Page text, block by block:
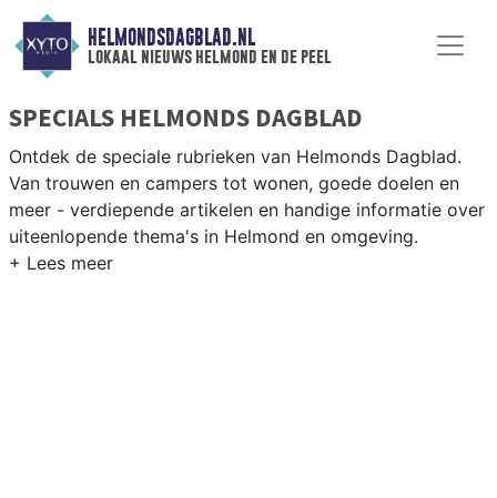
HELMONDSDAGBLAD.NL
lokaal nieuws helmond en de peel
SPECIALS HELMONDS DAGBLAD
Ontdek de speciale rubrieken van Helmonds Dagblad.
Van trouwen en campers tot wonen, goede doelen en
meer - verdiepende artikelen en handige informatie over
uiteenlopende thema's in Helmond en omgeving.